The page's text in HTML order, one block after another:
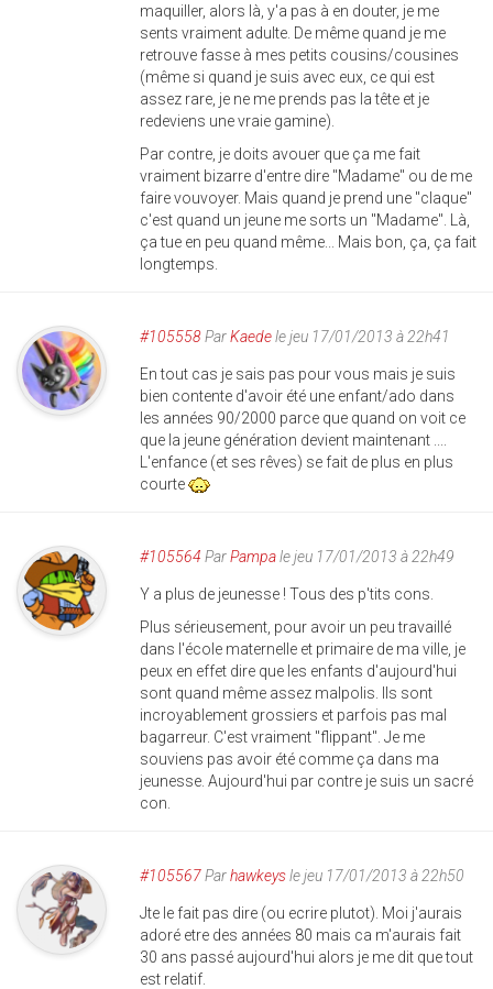
maquiller, alors là, y'a pas à en douter, je me
sents vraiment adulte. De même quand je me
retrouve fasse à mes petits cousins/cousines
(même si quand je suis avec eux, ce qui est
assez rare, je ne me prends pas la tête et je
redeviens une vraie gamine).
Par contre, je doits avouer que ça me fait
vraiment bizarre d'entre dire "Madame" ou de me
faire vouvoyer. Mais quand je prend une "claque"
c'est quand un jeune me sorts un "Madame". Là,
ça tue en peu quand même... Mais bon, ça, ça fait
longtemps.
#105558ParKaedele jeu 17/01/2013 à 22h41
En tout cas je sais pas pour vous mais je suis
bien contente d'avoir été une enfant/ado dans
les années 90/2000 parce que quand on voit ce
que la jeune génération devient maintenant ....
L'enfance (et ses rêves) se fait de plus en plus
courte
#105564 ParPampale jeu 17/01/2013 à 22h49
Y a plus de jeunesse ! Tous des p'tits cons.
Plus sérieusement, pour avoir un peu travaillé
dans l'école maternelle et primaire de ma ville, je
peux en effet dire que les enfants d'aujourd'hui
sont quand même assez malpolis. Ils sont
incroyablement grossiers et parfois pas mal
bagarreur. C'est vraiment "flippant". Je me
souviens pas avoir été comme ça dans ma
jeunesse. Aujourd'hui par contre je suis un sacré
con.
#105567Parhawkeysle jeu 17/01/2013 à 22h50
Jte le fait pas dire (ou ecrire plutot). Moi j'aurais
adoré etre des années 80 mais ca m'aurais fait
30 ans passé aujourd'hui alors je me dit que tout
est relatif.